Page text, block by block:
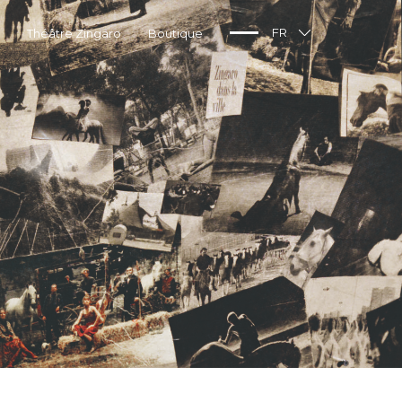
Théâtre Zingaro Boutique